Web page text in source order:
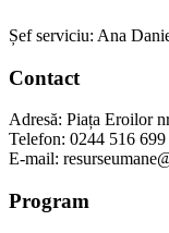
Șef serviciu: Ana
Contact
Adresă: Piața Eroilor
Telefon: 0244 516
E‑mail:
Program